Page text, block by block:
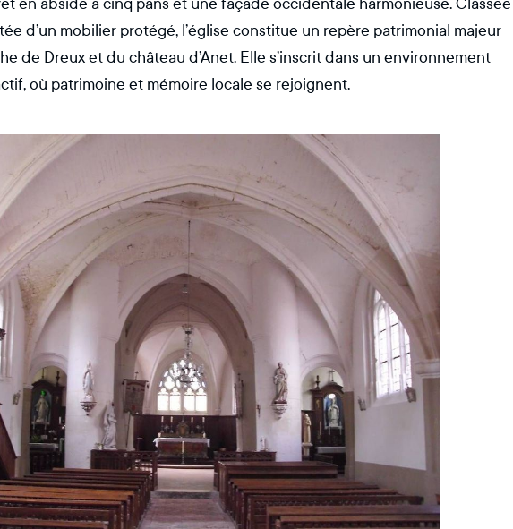
en abside à cinq pans et une façade occidentale harmonieuse. Classée
d’un mobilier protégé, l’église constitue un repère patrimonial majeur
de Dreux et du château d’Anet. Elle s’inscrit dans un environnement
où patrimoine et mémoire locale se rejoignent.